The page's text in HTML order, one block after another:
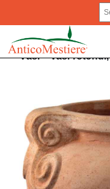
Vasi>Vasi rotondi,